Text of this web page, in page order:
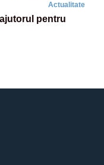
Actualitate
pentru